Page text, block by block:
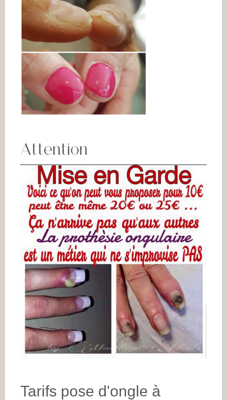
Attention
Tarifs pose d'ongle à